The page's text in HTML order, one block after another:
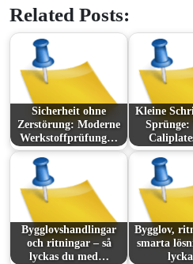
Related Posts:
Sicherheit ohne
Zerstörung: Moderne
Werkstoffprüfung…
Kleine
Bygglovshandlingar
och ritningar – så
lyckas du med…
Bygglov,
smarta